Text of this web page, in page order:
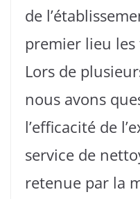
de
premier lieu les
Lors de
nous avons
l’efficacité de
service de
retenue par la